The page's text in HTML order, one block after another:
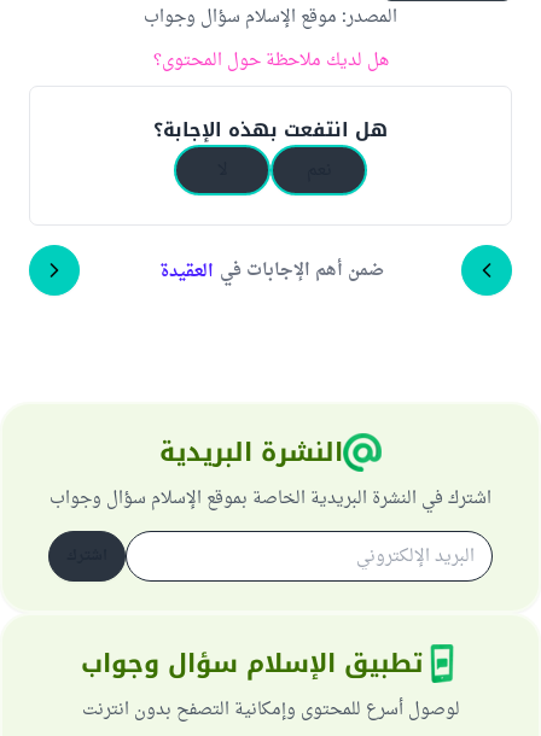
المصدر: موقع الإسلام سؤال وجواب
هل لديك ملاحظة حول المحتوى؟
هل انتفعت بهذه الإجابة؟
ضمن أهم الإجابات في العقيدة
النشرة البريدية
اشترك في النشرة البريدية الخاصة بموقع الإسلام سؤال وجواب
تطبيق الإسلام سؤال وجواب
لوصول أسرع للمحتوى وإمكانية التصفح بدون انترنت